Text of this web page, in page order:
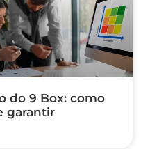
do 9 Box: como
garantir